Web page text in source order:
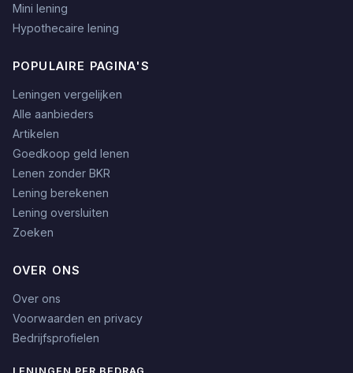
Mini lening
Hypothecaire lening
POPULAIRE PAGINA'S
Leningen vergelijken
Alle aanbieders
Artikelen
Goedkoop geld lenen
Lenen zonder BKR
Lening berekenen
Lening oversluiten
Zoeken
OVER ONS
Over ons
Voorwaarden en privacy
Bedrijfsprofielen